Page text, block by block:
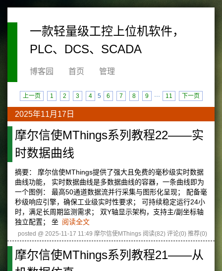
一款轻量级工控上位机软件，
PLC、DCS、SCADA
博客园 首页 管理
上一页 1 2 3 4 5 6 7 8 9 ··· 11 下一页
2025年11月17日
摩尔信使MThings系列教程22——实
时数据曲线
摘要： 摩尔信使MThings提供了强大且免费的毫秒级实时数据
曲线功能， 实时数据曲线是多数据曲线的容器，一条曲线即为
一个图例： 最高50通道数据流并行采集与图形化呈现； 配备毫
秒级响应引擎，确保工业级实时性要求； 可持续稳定运行24小
时，满足长周期监测需求； 双Y轴显示架构，支持主/副坐标轴
独立配置； 坐 阅读全文
posted @ 2025-11-17 11:49 摩尔信使MThings 阅读(82) 评论(0) 推荐(0)
摩尔信使MThings系列教程21——从